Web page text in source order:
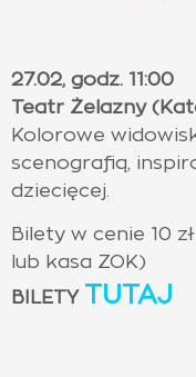
27.02, godz. 11:00
Teatr Żelazny
Kolorowe
scenografią,
dziecięcej.
Bilety w cenie 10
lub kasa ZOK)
BILETY TUTAJ